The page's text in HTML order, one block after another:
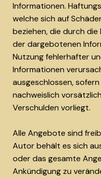
Informationen.
welche sich auf
beziehen, die durch
der dargebotenen
Nutzung fehlerhafter
Informationen
ausgeschlossen,
nachweislich
Verschulden vorliegt.
Alle Angebote sind
Autor behält es sich
oder das gesamte
Ankündigung zu